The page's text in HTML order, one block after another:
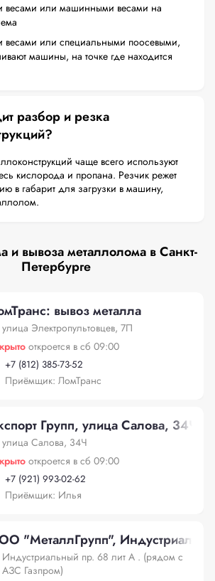
весами или машинными весами на
весами или специальными поосевыми,
машины, на точке где находится
разбор и резка
чаще всего используют
кислорода и пропана. Резчик режет
в габарит для загрузки в машину,
и вывоза металлолома в Санкт-
Петербурге
вывоз металла
улица Электропультовцев, 7П
откроется в сб 09:00
+7 (812) 385-73-52
Приёмщик: ЛомТранс
Групп, улица Салова, 34Ч
улица Салова, 34Ч
откроется в сб 09:00
+7 (921) 993-02-62
Приёмщик: Илья
"МеталлГрупп",
Индустриальный пр. 68 лит А . (рядом с
АЗС Газпром)